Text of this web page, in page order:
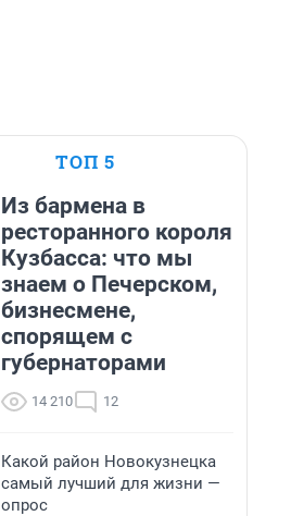
ТОП 5
Из бармена в
ресторанного короля
Кузбасса: что мы
знаем о Печерском,
бизнесмене,
спорящем с
губернаторами
14 210 12
Какой район Новокузнецка
самый лучший для жизни —
опрос